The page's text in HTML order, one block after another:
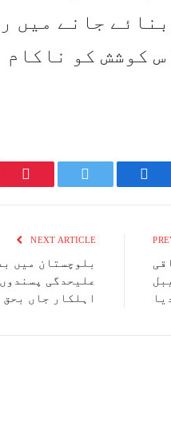
جانے میں
کوشش کو ناکام
Facebook
Twitter
NEXT ARTICLE
بلوچستان میں
اہلکار جاں بحق